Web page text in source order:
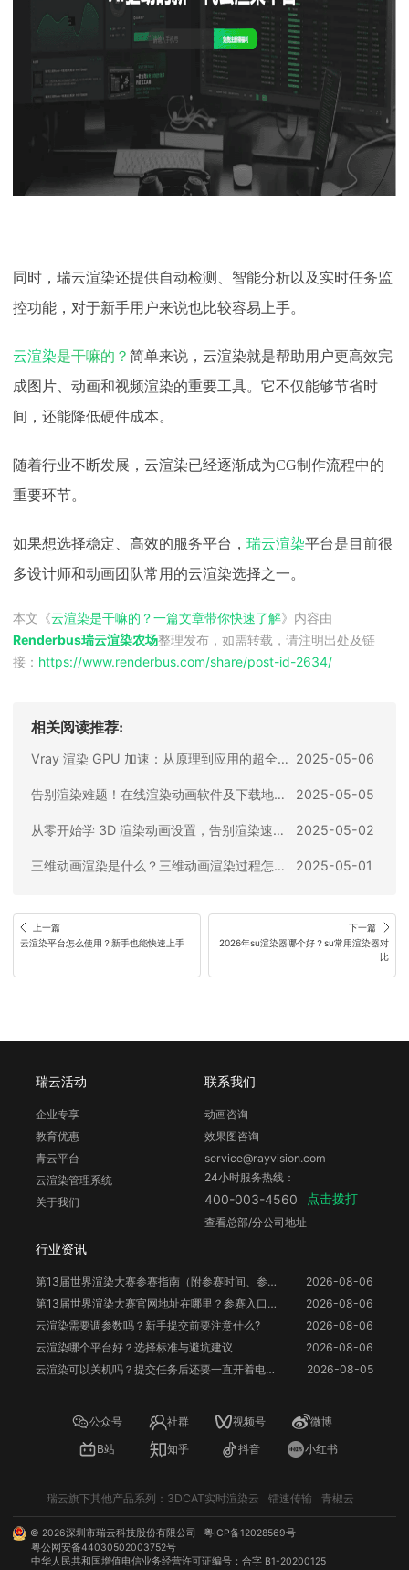
同时，瑞云渲染还提供自动检测、智能分析以及实时任务监
控功能，对于新手用户来说也比较容易上手。
云渲染是干嘛的？ 简单来说，云渲染就是帮助用户更高效完
成图片、动画和视频渲染的重要工具。它不仅能够节省时
间，还能降低硬件成本。
随着行业不断发展，云渲染已经逐渐成为CG制作流程中的
重要环节。
如果想选择稳定、高效的服务平台， 瑞云渲染平台是目前很
多设计师和动画团队常用的云渲染选择之一。
本文《云渲染是干嘛的？一篇文章带你快速了解》内容由
Renderbus瑞云渲染农场整理发布，如需转载，请注明出处及链
接： https://www.renderbus.com/share/post-id-2634/
相关阅读推荐:
Vray 渲染 GPU 加速：从原理到应用的超全攻略 2025-05-06
告别渲染难题！在线渲染动画软件及下载地址全攻略 2025-05-05
从零开始学 3D 渲染动画设置，告别渲染速度慢 2025-05-02
三维动画渲染是什么？三维动画渲染过程怎么做？ 2025-05-01
上一篇
云渲染平台怎么使用？新手也能快速上手
下一篇
2026年su渲染器哪个好？su常用渲染器对
比
瑞云活动
企业专享
教育优惠
青云平台
云渲染管理系统
关于我们
行业资讯
第13届世界渲染大赛参赛指南（附参赛时间、参赛要求、赛事奖励等）
2026-08-06
第13届世界渲染大赛官网地址在哪里？参赛入口与信息整理
2026-08-06
云渲染需要调参数吗？新手提交前要注意什么?
2026-08-06
云渲染哪个平台好？选择标准与避坑建议
2026-08-06
云渲染可以关机吗？提交任务后还要一直开着电脑吗？
2026-08-05
联系我们
动画咨询
效果图咨询
service@rayvision.com
24小时服务热线：
400-003-4560 点击拨打
查看总部/分公司地址
公众号 社群 视频号
微博
B站
知乎 抖音 小红书
瑞云旗下其他产品系列： 3DCAT实时渲染云 镭速传输 青椒云
© 2026深圳市瑞云科技股份有限公司
粤ICP备12028569号
粤公网安备44030502003752号
中华人民共和国增值电信业务经营许可证编号：合字 B1-20200125